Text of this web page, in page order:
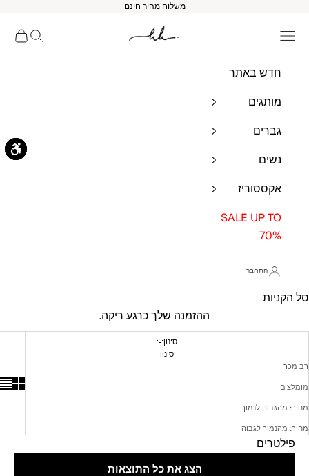
משלוח מהיר חינם
HK BRANDS תפריט ניווט חיפוש
סל
חדש באתר
מותגים
גברים
נשים
אקססוריז
SALE UP TO
70%
התחבר
סל הקניות
ההזמנה שלך כרגע ריקה.
סינון
סינון
רב מכר
מומלצים
מחיר: מהגבוה לנמוך
מחיר: מהנמוך לגבוה
פילטרים
הצג את כל התוצאות